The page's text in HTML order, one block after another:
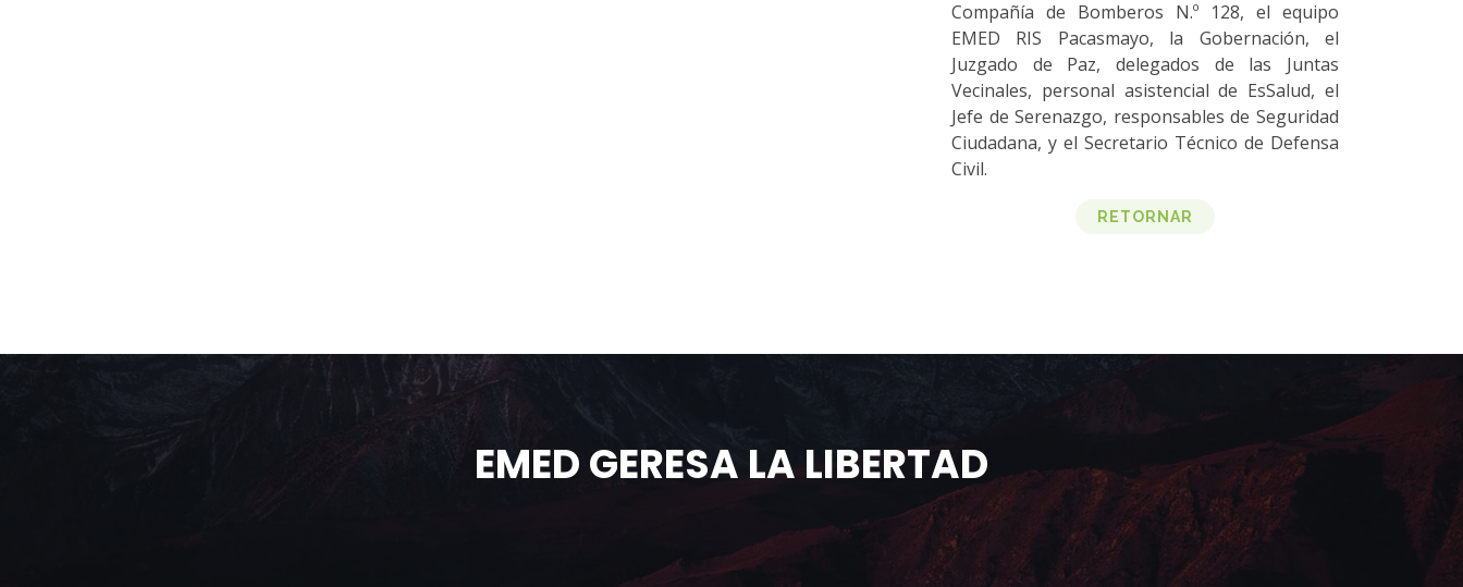
Compañía de Bomberos N.º 128, el equipo
EMED RIS Pacasmayo, la Gobernación, el
Juzgado de Paz, delegados de las Juntas
Vecinales, personal asistencial de EsSalud, el
Jefe de Serenazgo, responsables de Seguridad
Ciudadana, y el Secretario Técnico de Defensa
Civil.
RETORNAR
EMED GERESA LA LIBERTAD